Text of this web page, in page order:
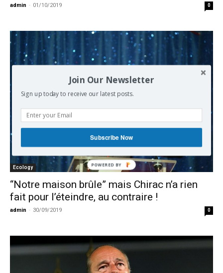
admin - 01/10/2019 0
Ecology
“Notre maison brûle” mais Chirac n’a rien
fait pour l’éteindre, au contraire !
admin - 30/09/2019 0
Join Our Newsletter
Sign up today to receive our latest posts.
Subscribe Now